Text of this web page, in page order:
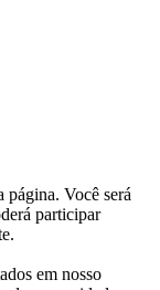
página. Você será
participar
em nosso